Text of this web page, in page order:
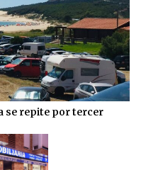
se repite por tercer